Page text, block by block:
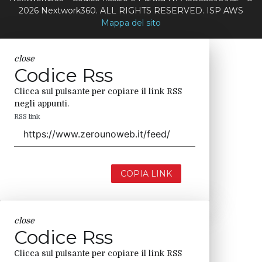
2026 Nextwork360. ALL RIGHTS RESERVED. ISP AWS
Mappa del sito
close
Codice Rss
Clicca sul pulsante per copiare il link RSS
negli appunti.
RSS link
COPIA LINK
close
Codice Rss
Clicca sul pulsante per copiare il link RSS